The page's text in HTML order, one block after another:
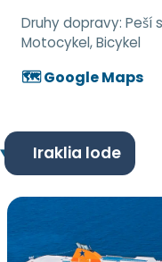
Druhy dopravy: Peší
Motocykel, Bicykel
🗺️ Google Maps
Iraklia lode